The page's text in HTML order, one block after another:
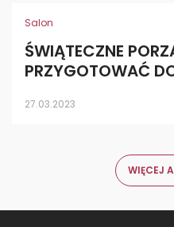
Salon
ŚWIĄTECZNE
PRZYGOTOWAĆ
27.03.2023
WIĘCEJ